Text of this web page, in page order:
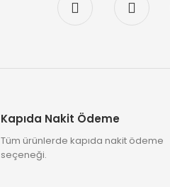
Kapıda Nakit Ödeme
Tüm ürünlerde kapıda nakit ödeme
seçeneği.